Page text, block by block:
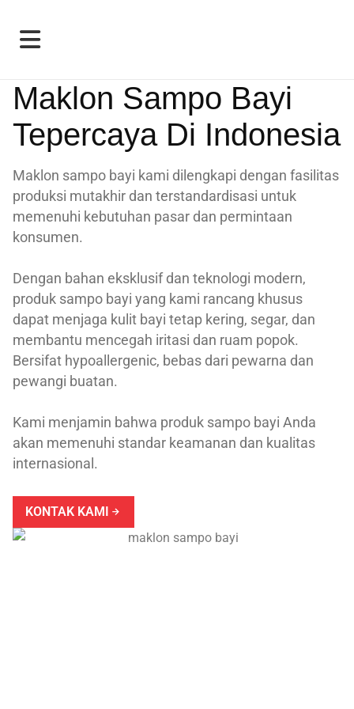
Maklon Sampo Bayi
Tepercaya Di Indonesia
Maklon sampo bayi kami dilengkapi dengan fasilitas
produksi mutakhir dan terstandardisasi untuk
memenuhi kebutuhan pasar dan permintaan
konsumen.
Dengan bahan eksklusif dan teknologi modern,
produk sampo bayi yang kami rancang khusus
dapat menjaga kulit bayi tetap kering, segar, dan
membantu mencegah iritasi dan ruam popok.
Bersifat hypoallergenic, bebas dari pewarna dan
pewangi buatan.
Kami menjamin bahwa produk sampo bayi Anda
akan memenuhi standar keamanan dan kualitas
internasional.
KONTAK KAMI